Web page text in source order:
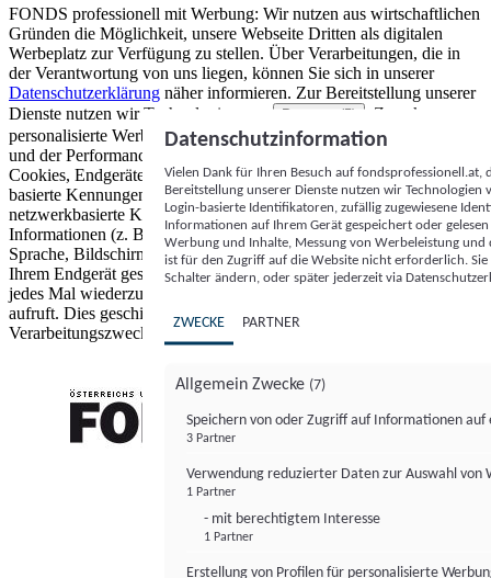
FONDS professionell mit Werbung: Wir nutzen aus wirtschaftlichen
Gründen die Möglichkeit, unsere Webseite Dritten als digitalen
Werbeplatz zur Verfügung zu stellen. Über Verarbeitungen, die in
der Verantwortung von uns liegen, können Sie sich in unserer
Datenschutzerklärung näher informieren. Zur Bereitstellung unserer
Dienste nutzen wir Technologien von
Partnern (5)
. Zwecke:
personalisierte Werbung und Inhalte, Messung von Werbeleistung
und der Performance von Inhalten sowie Zielgruppenforschung.
Cookies, Endgeräte- oder ähnliche Online-Kennungen (z. B. login-
basierte Kennungen, zufällig generierte Kennungen,
netzwerkbasierte Kennungen) können zusammen mit anderen
Informationen (z. B. Browsertyp und Browserinformationen,
Sprache, Bildschirmgröße, unterstützte Technologien usw.) auf
Ihrem Endgerät gespeichert oder von dort ausgelesen werden, um es
jedes Mal wiederzuerkennen, wenn es eine App oder einer Webseite
aufruft. Dies geschieht für einen oder mehrere der hier aufgeführten
Verarbeitungszwecke.
Datenschutzinformation
Vielen Dank für Ihren Besuch auf
Bereitstellung unserer Dienste nutzen wir Technologien
Login-basierte Identifikatoren, zufällig zugewiesene
Informationen auf Ihrem Gerät gespeichert oder
Werbung und Inhalte, Messung von Werbeleistung
ist für den Zugriff auf die Website nicht erforderlich.
Schalter ändern, oder später jederzeit via
ZWECKE PARTNER
Allgemein Zwecke (7)
Speichern von oder Zugriff auf Informationen auf
3 Partner
Verwendung reduzierter Daten zur Auswahl von
1 Partner
- mit berechtigtem Interesse
1 Partner
Erstellung von Profilen für personalisierte
FONDS professionell